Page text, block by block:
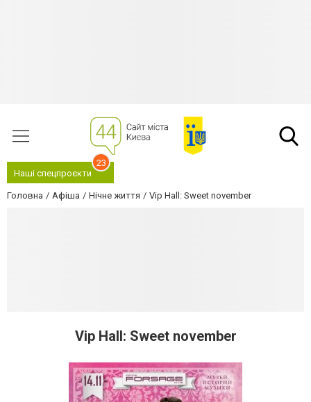
Наші спецпроєкти
23
Головна Афіша Нічне життя Vip Hall: Sweet november
Vip Hall: Sweet november